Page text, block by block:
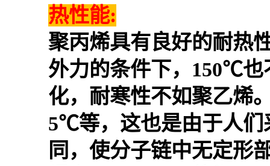
热性能:
聚丙烯具有良好的耐热
外力的条件下，150℃
化，耐寒性不如聚乙烯
5℃等，这也是由于人们
同，使分子链中无定形